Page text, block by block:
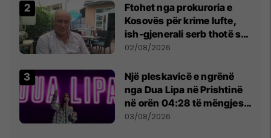
Ftohet nga prokuroria e
Kosovës për krime lufte,
ish-gjenerali serb thotë se
dikush e tradhtoi në
02/08/2026
Një pleskavicë e ngrënë
nga Dua Lipa në Prishtinë
në orën 04:28 të mëngjesit
- dhe bota digjitale serbe
03/08/2026